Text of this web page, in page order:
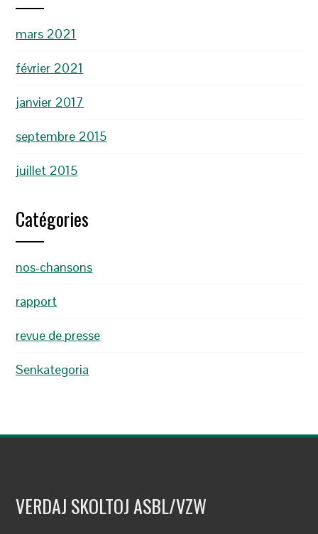
mars 2021
février 2021
janvier 2017
septembre 2015
juillet 2015
Catégories
nos-chansons
rapport
revue de presse
Senkategoria
VERDAJ SKOLTOJ ASBL/VZW